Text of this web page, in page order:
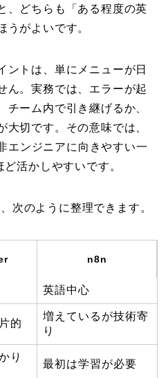
、どちらも「ある程度の英
うがよいです。
ントは、単にメニューが日
ん。実務では、エラーが起
チーム内で引き継げるか、
大切です。その意味では、
エンジニアに向きやすい一
活かしやすいです。
次のように整理できます。
n8n
英語中心
的
増えているが技術寄
り
り
最初は学習が必要